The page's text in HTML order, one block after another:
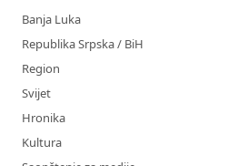
Banja Luka
Republika Srpska / BiH
Region
Svijet
Hronika
Kultura